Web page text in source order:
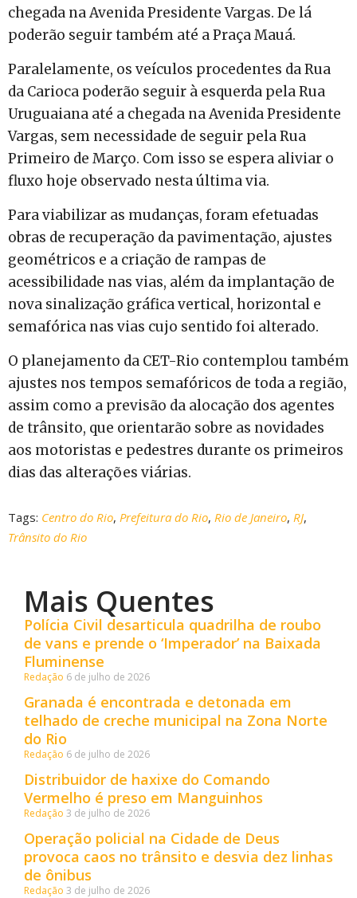
chegada na Avenida Presidente Vargas. De lá
poderão seguir também até a Praça Mauá.
Paralelamente, os veículos procedentes da Rua
da Carioca poderão seguir à esquerda pela Rua
Uruguaiana até a chegada na Avenida Presidente
Vargas, sem necessidade de seguir pela Rua
Primeiro de Março. Com isso se espera aliviar o
fluxo hoje observado nesta última via.
Para viabilizar as mudanças, foram efetuadas
obras de recuperação da pavimentação, ajustes
geométricos e a criação de rampas de
acessibilidade nas vias, além da implantação de
nova sinalização gráfica vertical, horizontal e
semafórica nas vias cujo sentido foi alterado.
O planejamento da CET-Rio contemplou também
ajustes nos tempos semafóricos de toda a região,
assim como a previsão da alocação dos agentes
de trânsito, que orientarão sobre as novidades
aos motoristas e pedestres durante os primeiros
dias das alterações viárias.
Tags: Centro do Rio, Prefeitura do Rio, Rio de Janeiro, RJ,
Trânsito do Rio
Mais Quentes
Polícia Civil desarticula quadrilha de roubo
de vans e prende o ‘Imperador’ na Baixada
Fluminense
Redação 6 de julho de 2026
Granada é encontrada e detonada em
telhado de creche municipal na Zona Norte
do Rio
Redação 6 de julho de 2026
Distribuidor de haxixe do Comando
Vermelho é preso em Manguinhos
Redação 3 de julho de 2026
Operação policial na Cidade de Deus
provoca caos no trânsito e desvia dez linhas
de ônibus
Redação 3 de julho de 2026